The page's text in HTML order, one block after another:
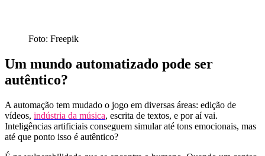
Foto: Freepik
Um mundo automatizado pode ser
autêntico?
A automação tem mudado o jogo em diversas áreas: edição de
vídeos, indústria da música, escrita de textos, e por aí vai.
Inteligências artificiais conseguem simular até tons emocionais, mas
até que ponto isso é autêntico?